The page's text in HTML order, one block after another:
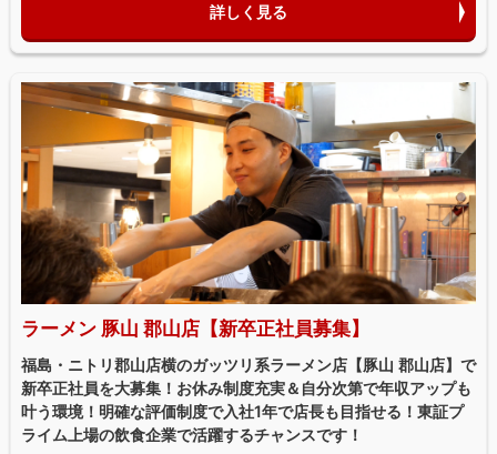
詳しく見る
ラーメン 豚山 郡山店【新卒正社員募集】
福島・ニトリ郡山店横のガッツリ系ラーメン店【豚山 郡山店】で
新卒正社員を大募集！お休み制度充実＆自分次第で年収アップも
叶う環境！明確な評価制度で入社1年で店長も目指せる！東証プ
ライム上場の飲食企業で活躍するチャンスです！